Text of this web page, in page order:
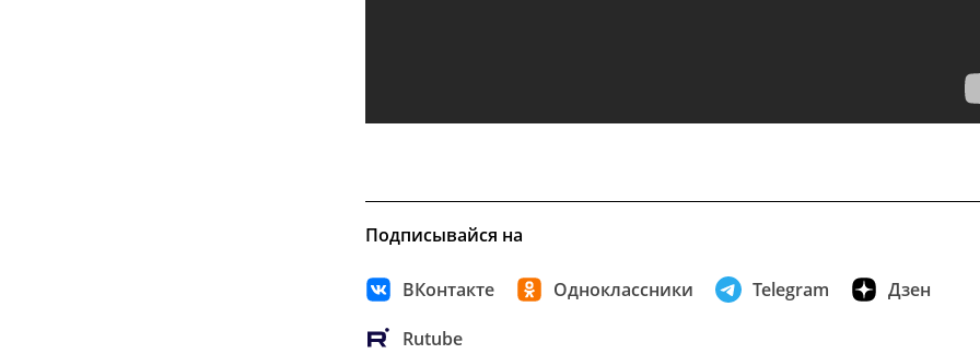
Подписывайся на
ВКонтакте Одноклассники Telegram Дзен
Rutube